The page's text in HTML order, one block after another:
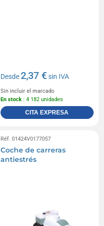
Desde2,37 €sin IVA
Sin incluir el marcado
En stock : 4 182 unidades
CITA EXPRESA
Réf. 01424V0177057
Coche de carreras
antiestrés